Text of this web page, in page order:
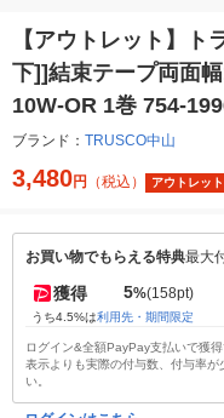
【アウトレット】
下]]結束テープ両面
10W-OR 1巻 754-
ブランド： TRUSCO中山
3,480円 （税込） アウトレット
お買い物でもらえる特典最大
獲得 5%(158pt)
うち4.5%は利用先・期間限定
ログイン&全額PayPay支払いで獲
表示よりも実際の付与数、付与率
い。